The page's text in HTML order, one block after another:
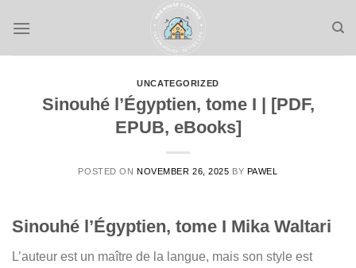
UNCATEGORIZED
Sinouhé l’Égyptien, tome I | [PDF,
EPUB, eBooks]
POSTED ON NOVEMBER 26, 2025 BY PAWEL
Sinouhé l’Égyptien, tome I Mika Waltari
L’auteur est un maître de la langue, mais son style est